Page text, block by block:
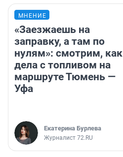
МНЕНИЕ
«Заезжаешь на
заправку, а там по
нулям»: смотрим, как
дела с топливом на
маршруте Тюмень —
Уфа
Екатерина Бурлева
Журналист 72.RU